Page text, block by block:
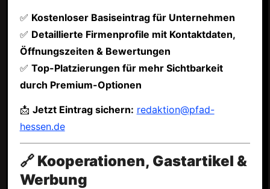
✅ Kostenloser Basiseintrag für Unternehmen
✅ Detaillierte Firmenprofile mit Kontaktdaten,
Öffnungszeiten & Bewertungen
✅ Top-Platzierungen für mehr Sichtbarkeit
durch Premium-Optionen
📩 Jetzt Eintrag sichern: redaktion@pfad-
hessen.de
🔗 Kooperationen, Gastartikel &
Werbung